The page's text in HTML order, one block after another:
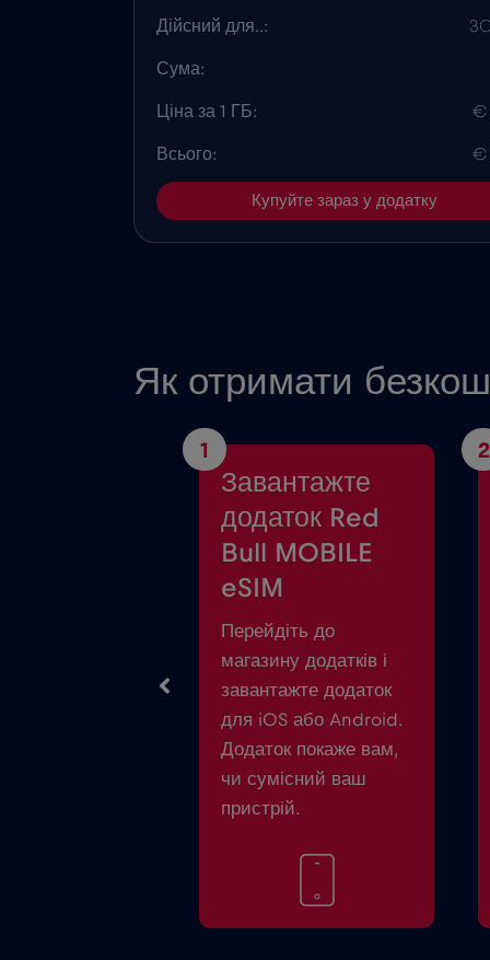
Дійсний для..:
Сума:
Ціна за 1 ГБ: €
Всього: €
Купуйте зараз у додатку
Як отримати
1
Завантажте
додаток Red
Bull MOBILE
eSIM
Перейдіть до
магазину додатків і
завантажте додаток
для iOS або Android.
Додаток покаже вам,
чи сумісний ваш
пристрій.
2